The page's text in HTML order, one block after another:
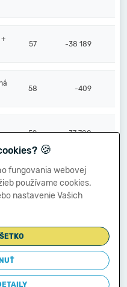
57 -38 189
58 -409
59 -37 780
60
61 -367 593
🍪
fungovania webovej
používame cookies.
nastavenie Vašich